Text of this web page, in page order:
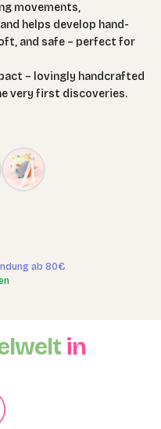
movements,
helps develop hand-
and safe – perfect for
– lovingly handcrafted
very first discoveries.
ab 80€
in